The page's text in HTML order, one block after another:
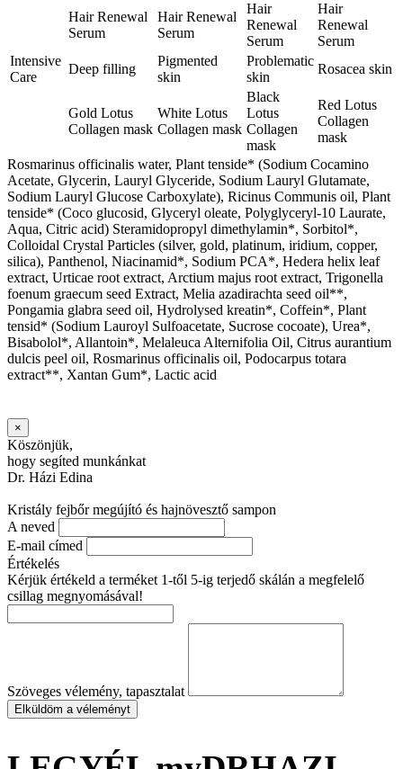
Hair Renewal
Serum
Hair Renewal
Serum
Hair
Renewal
Serum
Hair
Renewal
Serum
Intensive
Care
Deep filling
Pigmented
skin
Problematic
skin
Rosacea skin
Gold Lotus
Collagen mask
White Lotus
Collagen mask
Black
Lotus
Collagen
mask
Red Lotus
Collagen
mask
Rosmarinus officinalis water, Plant tenside* (Sodium Cocamino
Acetate, Glycerin, Lauryl Glyceride, Sodium Lauryl Glutamate,
Sodium Lauryl Glucose Carboxylate), Ricinus Communis oil, Plant
tenside* (Coco glucosid, Glyceryl oleate, Polyglyceryl-10 Laurate,
Aqua, Citric acid) Steramidopropyl dimethylamin*, Sorbitol*,
Colloidal Crystal Particles (silver, gold, platinum, iridium, copper,
silica), Panthenol, Niacinamid*, Sodium PCA*, Hedera helix leaf
extract, Urticae root extract, Arctium majus root extract, Trigonella
foenum graecum seed Extract, Melia azadirachta seed oil**,
Pongamia glabra seed oil, Hydrolysed kreatin*, Coffein*, Plant
tensid* (Sodium Lauroyl Sulfoacetate, Sucrose cocoate), Urea*,
Bisabolol*, Allantoin*, Melaleuca Alternifolia Oil, Citrus aurantium
dulcis peel oil, Rosmarinus officinalis oil, Podocarpus totara
extract**, Xantan Gum*, Lactic acid
×
Köszönjük,
hogy segíted munkánkat
Dr. Házi Edina
Kristály fejbőr megújító és hajnövesztő sampon
A neved
E-mail címed
Értékelés
Kérjük értékeld a terméket 1-től 5-ig terjedő skálán a megfelelő
csillag megnyomásával!
Szöveges vélemény, tapasztalat
Elküldöm a véleményt